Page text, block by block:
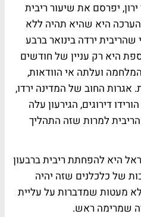
יפרסם את שיעור ריבית
היא שהיא תהיה ללא
על 4.5%. אחרי שהריבית ירדה בינואר ברבע
היא רק עניין של חודשים
ועלתה אי הוודאות,
החוב של המדינה ירדו,
דירוגים, הגירעון עלה
למרות שזה התהליך
היא להפחתת ריבית ברבעון
יש הערכות של כלכלנים שזה יהיה
מעטות שמדברות על עליית
שמרימה ראש.